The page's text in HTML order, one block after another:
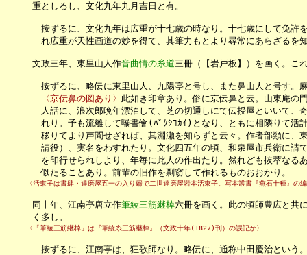
重としるし、文化九年九月吉日と有。
按ずるに、文化九年は広重が十七歳の時なり。十七歳にして免許を
れ広重が天性画道の妙を得て、其筆力もとより尋常にあらざるを知
文政三年、東里山人作音曲情の糸道三冊（【岩戸板】）を画く。こ
按ずるに、略伝に東里山人、九陽亭と号し、また鼻山人と号す。麻
〈京伝鼻の図あり〉 此如き印章あり。俗に京伝鼻と云。山東庵の
人話に、浪次郎晩年漂泊して、芝の切通しにて伝授屋といいて、奇
れり。予も流離して曝書儈(ﾊﾞｸｼﾖｶｲ)となり、ともに相隣りて活計
移りてより声聞せざれば、其淵瀬を知らずと云々。作者部類に、東
請役）、実名をわすれたり。文化四五年の頃、和泉屋市兵衛に請て
を印行せられしより、年毎に此人の作出たり。然れども抜萃なるあ
似たることあり。前輩の旧作を剽窃して作れるものおおかり。
〈活東子は書肆・達磨屋五一の入り婿で二世達磨屋岩本活東子。写本叢書『燕石十種』の編
同十年、江南亭唐立作筆綾三筋継棹六冊を画く。此の頃師豊広と共
く多し。
〈「筆綾三筋継棹」は『筆綾糸三筋継棹』（文政十年(1827)刊）の誤記か〉
按ずるに、江南亭は、狂歌師なり。略伝に、通称中田慶治という。